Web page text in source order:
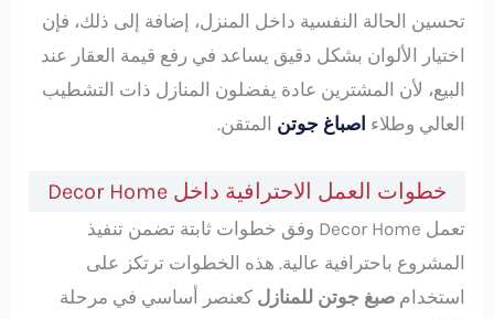
تحسين الحالة النفسية داخل المنزل، إضافة إلى ذلك، فإن
اختيار الألوان بشكل دقيق يساعد في رفع قيمة العقار عند
البيع، لأن المشترين عادة يفضلون المنازل ذات التشطيب
العالي وطلاء اصباغ جوتن المتقن.
خطوات العمل الاحترافية داخل Decor Home
تعمل Decor Home وفق خطوات ثابتة تضمن تنفيذ
المشروع باحترافية عالية. هذه الخطوات ترتكز على
استخدامصبغ جوتن للمنازل كعنصر أساسي في مرحلة